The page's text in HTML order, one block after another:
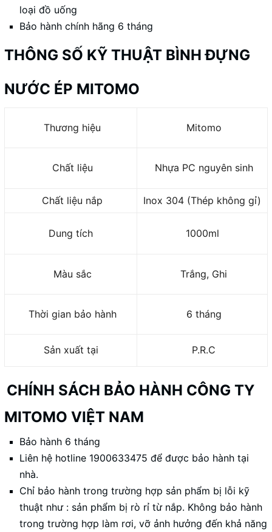
loại đồ uống
Bảo hành chính hãng 6 tháng
THÔNG SỐ KỸ THUẬT BÌNH ĐỰNG
NƯỚC ÉP MITOMO
Thương hiệu Mitomo
Chất liệu Nhựa PC nguyên sinh
Chất liệu nắp Inox 304 (Thép không gỉ)
Dung tích 1000ml
Màu sắc Trắng, Ghi
Thời gian bảo hành 6 tháng
Sản xuất tại P.R.C
CHÍNH SÁCH BẢO HÀNH CÔNG TY
MITOMO VIỆT NAM
Bảo hành 6 tháng
Liên hệ hotline 1900633475 để được bảo hành tại
nhà.
Chỉ bảo hành trong trường hợp sản phẩm bị lỗi kỹ
thuật như : sản phẩm bị rò rỉ từ nắp. Không bảo hành
trong trường hợp làm rơi, vỡ ảnh hưởng đến khả năng